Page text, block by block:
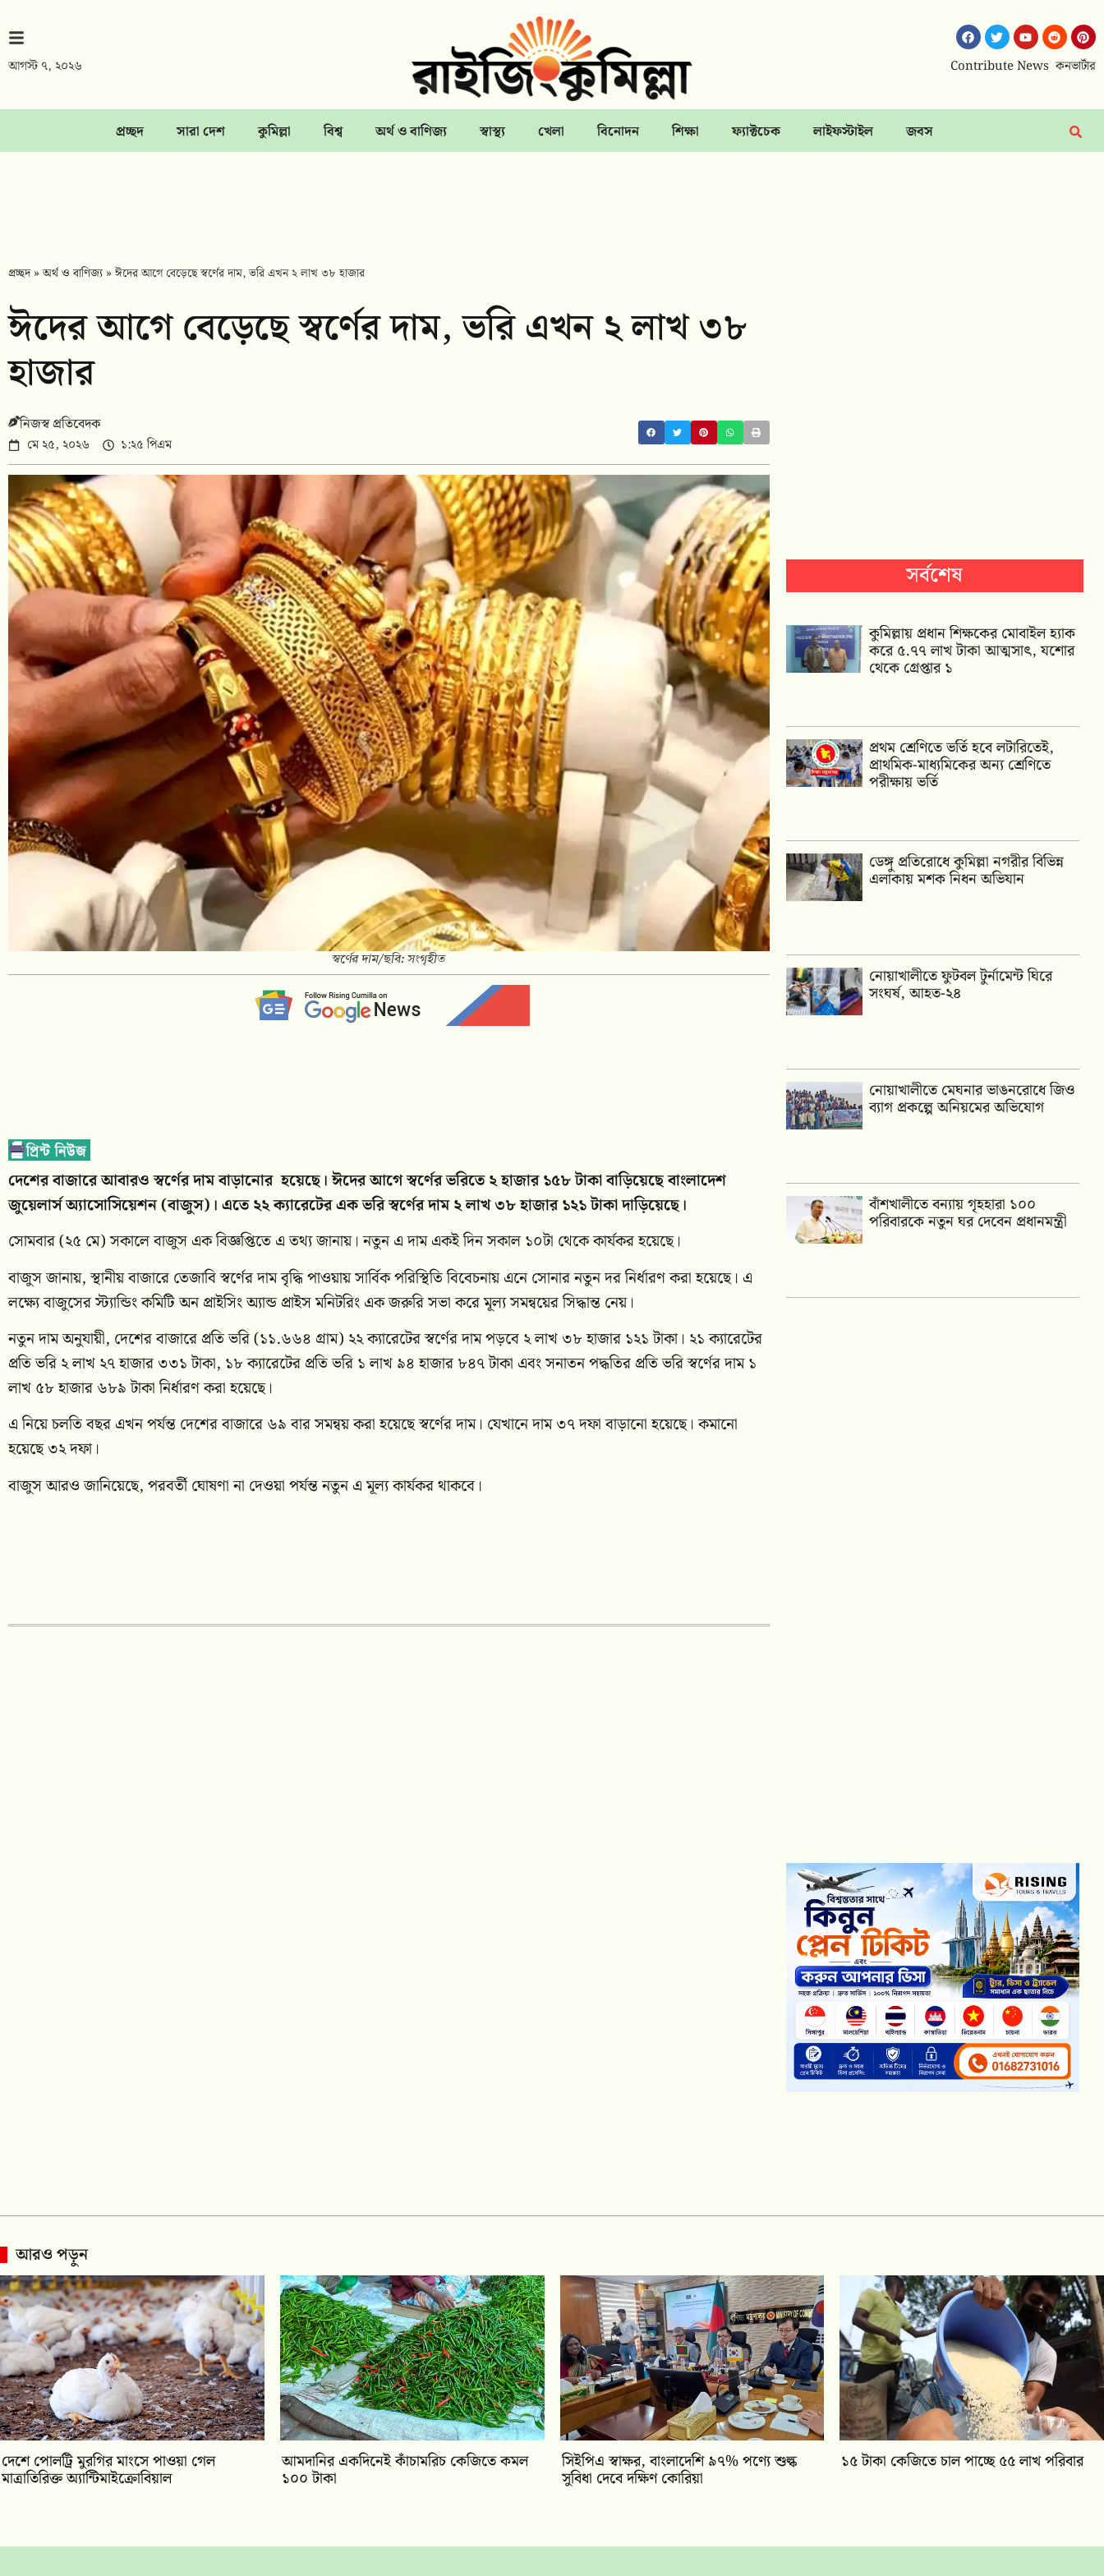
আগস্ট ৭, ২০২৬ Contribute News কনভার্টার
প্রচ্ছদ সারা দেশ কুমিল্লা বিশ্ব অর্থ ও বাণিজ্য স্বাস্থ্য খেলা বিনোদন শিক্ষা ফ্যাক্টচেক লাইফস্টাইল জবস
প্রচ্ছদ»অর্থ ও বাণিজ্য»ঈদের আগে বেড়েছে স্বর্ণের দাম, ভরি এখন ২ লাখ ৩৮ হাজার
ঈদের আগে বেড়েছে স্বর্ণের দাম, ভরি এখন ২ লাখ ৩৮
হাজার
নিজস্ব প্রতিবেদক
মে ২৫, ২০২৬ ১:২৫ পিএম
স্বর্ণের দাম/ছবি: সংগৃহীত
দেশের বাজারে আবারও স্বর্ণের দাম বাড়ানোর হয়েছে। ঈদের আগে স্বর্ণের ভরিতে ২ হাজার ১৫৮ টাকা বাড়িয়েছে বাংলাদেশ
জুয়েলার্স অ্যাসোসিয়েশন (বাজুস)। এতে ২২ ক্যারেটের এক ভরি স্বর্ণের দাম ২ লাখ ৩৮ হাজার ১২১ টাকা দাড়িয়েছে।
সোমবার (২৫ মে) সকালে বাজুস এক বিজ্ঞপ্তিতে এ তথ্য জানায়। নতুন এ দাম একই দিন সকাল ১০টা থেকে কার্যকর হয়েছে।
বাজুস জানায়, স্থানীয় বাজারে তেজাবি স্বর্ণের দাম বৃদ্ধি পাওয়ায় সার্বিক পরিস্থিতি বিবেচনায় এনে সোনার নতুন দর নির্ধারণ করা হয়েছে। এ
লক্ষ্যে বাজুসের স্ট্যান্ডিং কমিটি অন প্রাইসিং অ্যান্ড প্রাইস মনিটরিং এক জরুরি সভা করে মূল্য সমন্বয়ের সিদ্ধান্ত নেয়।
নতুন দাম অনুযায়ী, দেশের বাজারে প্রতি ভরি (১১.৬৬৪ গ্রাম) ২২ ক্যারেটের স্বর্ণের দাম পড়বে ২ লাখ ৩৮ হাজার ১২১ টাকা। ২১ ক্যারেটের
প্রতি ভরি ২ লাখ ২৭ হাজার ৩৩১ টাকা, ১৮ ক্যারেটের প্রতি ভরি ১ লাখ ৯৪ হাজার ৮৪৭ টাকা এবং সনাতন পদ্ধতির প্রতি ভরি স্বর্ণের দাম ১
লাখ ৫৮ হাজার ৬৮৯ টাকা নির্ধারণ করা হয়েছে।
এ নিয়ে চলতি বছর এখন পর্যন্ত দেশের বাজারে ৬৯ বার সমন্বয় করা হয়েছে স্বর্ণের দাম। যেখানে দাম ৩৭ দফা বাড়ানো হয়েছে। কমানো
হয়েছে ৩২ দফা।
বাজুস আরও জানিয়েছে, পরবর্তী ঘোষণা না দেওয়া পর্যন্ত নতুন এ মূল্য কার্যকর থাকবে।
সর্বশেষ
কুমিল্লায় প্রধান শিক্ষকের মোবাইল হ্যাক
করে ৫.৭৭ লাখ টাকা আত্মসাৎ, যশোর
থেকে গ্রেপ্তার ১
প্রথম শ্রেণিতে ভর্তি হবে লটারিতেই,
প্রাথমিক-মাধ্যমিকের অন্য শ্রেণিতে
পরীক্ষায় ভর্তি
ডেঙ্গু প্রতিরোধে কুমিল্লা নগরীর বিভিন্ন
এলাকায় মশক নিধন অভিযান
নোয়াখালীতে ফুটবল টুর্নামেন্ট ঘিরে
সংঘর্ষ, আহত-২৪
নোয়াখালীতে মেঘনার ভাঙনরোধে জিও
ব্যাগ প্রকল্পে অনিয়মের অভিযোগ
বাঁশখালীতে বন্যায় গৃহহারা ১০০
পরিবারকে নতুন ঘর দেবেন প্রধানমন্ত্রী
আরও পড়ুন
দেশে পোলট্রি মুরগির মাংসে পাওয়া গেল
মাত্রাতিরিক্ত অ্যান্টিমাইক্রোবিয়াল
আমদানির একদিনেই কাঁচামরিচ কেজিতে কমল
১০০ টাকা
সিইপিএ স্বাক্ষর, বাংলাদেশি ৯৭% পণ্যে শুল্ক
সুবিধা দেবে দক্ষিণ কোরিয়া
১৫ টাকা কেজিতে চাল পাচ্ছে ৫৫ লাখ পরিবার